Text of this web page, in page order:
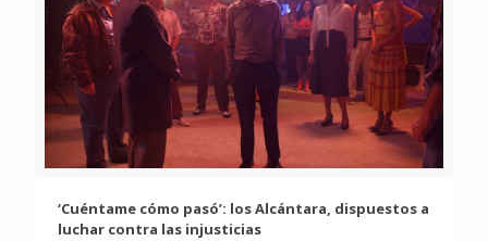
‘Cuéntame cómo pasó’: los Alcántara, dispuestos a
luchar contra las injusticias